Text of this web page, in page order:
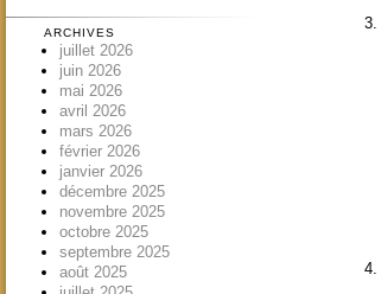
ARCHIVES
juillet 2026
juin 2026
mai 2026
avril 2026
mars 2026
février 2026
janvier 2026
décembre 2025
novembre 2025
octobre 2025
septembre 2025
août 2025